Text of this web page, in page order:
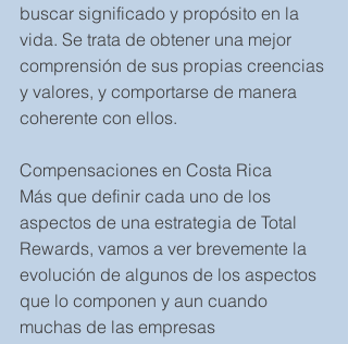
buscar significado y propósito en la
vida. Se trata de obtener una mejor
comprensión de sus propias creencias
y valores, y comportarse de manera
coherente con ellos.
Compensaciones en Costa Rica
Más que definir cada uno de los
aspectos de una estrategia de Total
Rewards, vamos a ver brevemente la
evolución de algunos de los aspectos
que lo componen y aun cuando
muchas de las empresas